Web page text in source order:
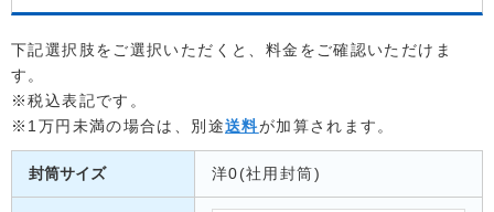
下記選択肢をご選択いただくと、料金をご確認いただけま
す。
※税込表記です。
※1万円未満の場合は、別途送料が加算されます。
封筒サイズ 洋0(社用封筒)